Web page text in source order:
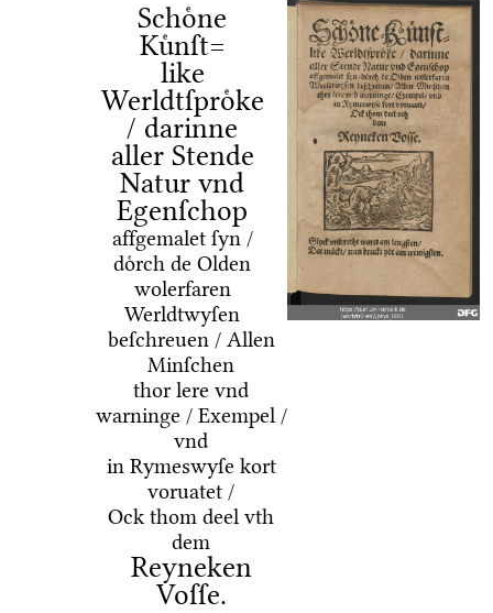
Schoͤne
Kuͤnſt=
like
Werldtſproͤke
/ darinne
aller Stende
Natur vnd
Egenſchop
affgemalet ſyn /
doͤrch de Olden
wolerfaren
Werldtwyſen
beſchreuen / Allen
Minſchen
thor lere vnd
warninge / Exempel /
vnd
in Rymeswyſe kort
voruatet /
Ock thom deel vth
dem
Reyneken
Voſſe.